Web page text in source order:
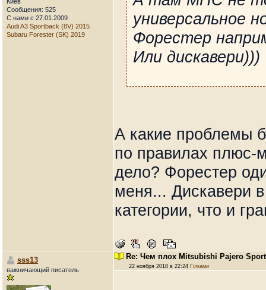
Сообщения: 525
С нами с 27.01.2009
Audi A3 Sportback (8V) 2015
Subaru Forester (SK) 2019
универсальное
Форестер
Или дискавери)))
А какие проблемы
по правилах плюс-
дело? Форестер
меня... Дискавери
категории, что и
sss13
важничающий писатель
Re: Чем плох Mitsubishi Pajero
22 ноября 2018 в 22:24 Гілками